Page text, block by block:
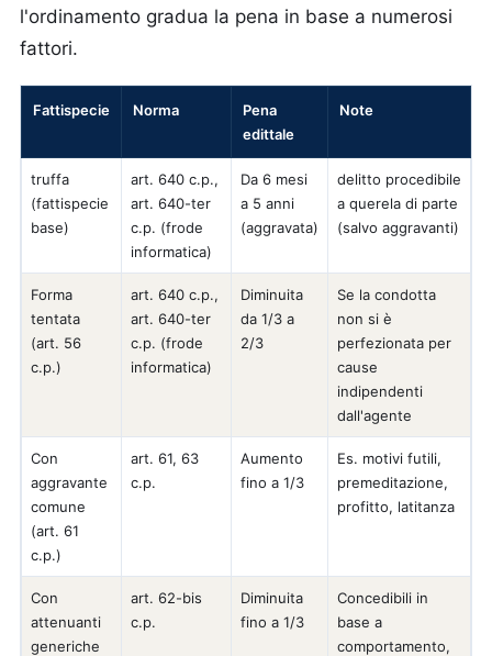
l'ordinamento gradua la pena in base a numerosi
fattori.
Fattispecie Norma
Pena
edittale
Note
truffa
(fattispecie
base)
art. 640 c.p.,
art. 640-ter
c.p. (frode
informatica)
Da 6 mesi
a 5 anni
(aggravata)
delitto procedibile
a querela di parte
(salvo aggravanti)
Forma
tentata
(art. 56
c.p.)
art. 640 c.p.,
art. 640-ter
c.p. (frode
informatica)
Diminuita
da 1/3 a
2/3
Se la condotta
non si è
perfezionata per
cause
indipendenti
dall'agente
Con
aggravante
comune
(art. 61
c.p.)
art. 61, 63
c.p.
Aumento
fino a 1/3
Es. motivi futili,
premeditazione,
profitto, latitanza
Con
attenuanti
generiche
art. 62-bis
c.p.
Diminuita
fino a 1/3
Concedibili in
base a
comportamento,